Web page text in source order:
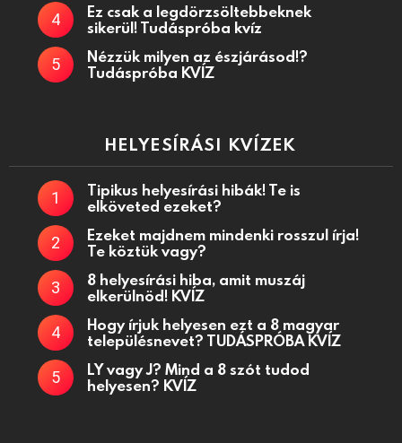
Ez csak a legdörzsöltebbeknek
sikerül! Tudáspróba kvíz
Nézzük milyen az észjárásod!?
Tudáspróba KVÍZ
HELYESÍRÁSI KVÍZEK
Tipikus helyesírási hibák! Te is
elköveted ezeket?
Ezeket majdnem mindenki rosszul írja!
Te köztük vagy?
8 helyesírási hiba, amit muszáj
elkerülnöd! KVÍZ
Hogy írjuk helyesen ezt a 8 magyar
településnevet? TUDÁSPRÓBA KVÍZ
LY vagy J? Mind a 8 szót tudod
helyesen? KVÍZ